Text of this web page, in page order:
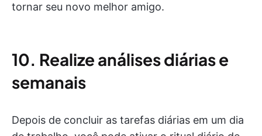
tornar seu novo melhor amigo.
10. Realize análises diárias e
semanais
Depois de concluir as tarefas diárias em um dia